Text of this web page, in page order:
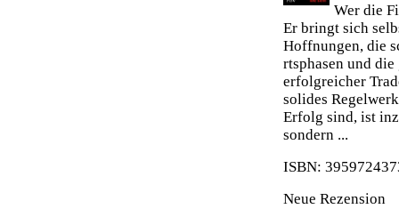
Wer die
Er bringt sich
Hoffnungen, die
rtsphasen und
erfolgreicher
solides
Erfolg sind, ist
sondern ...
ISBN:
Neue Rezension